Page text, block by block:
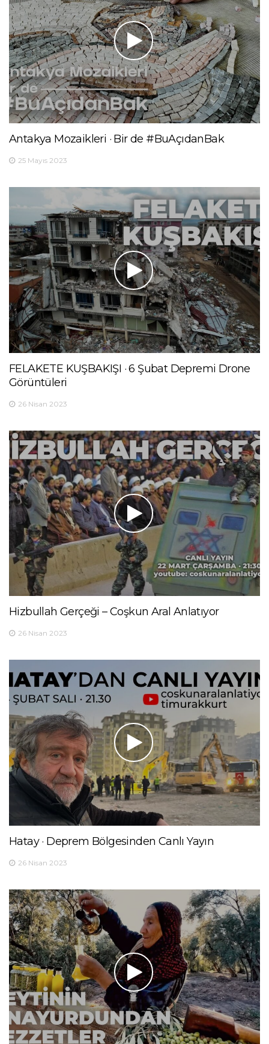
Antakya Mozaikleri · Bir de #BuAçıdanBak
25 Mayıs 2023
FELAKETE KUŞBAKIŞI · 6 Şubat Depremi Drone
Görüntüleri
26 Nisan 2023
Hizbullah Gerçeği – Coşkun Aral Anlatıyor
26 Nisan 2023
Hatay · Deprem Bölgesinden Canlı Yayın
26 Nisan 2023